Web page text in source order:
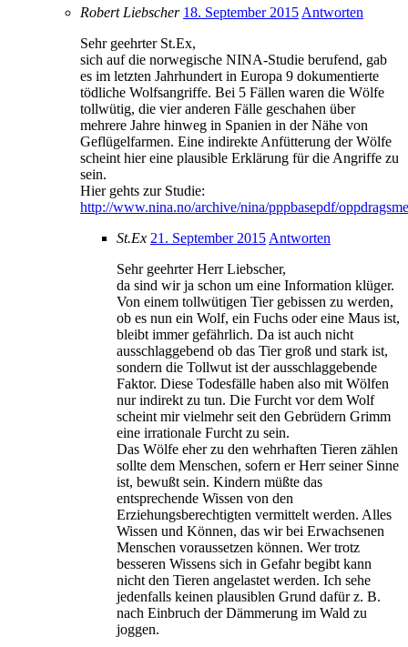
Robert Liebscher 18. September 2015 Antworten
Sehr geehrter St.Ex,
sich auf die norwegische NINA-Studie berufend, gab
es im letzten Jahrhundert in Europa 9 dokumentierte
tödliche Wolfsangriffe. Bei 5 Fällen waren die Wölfe
tollwütig, die vier anderen Fälle geschahen über
mehrere Jahre hinweg in Spanien in der Nähe von
Geflügelfarmen. Eine indirekte Anfütterung der Wölfe
scheint hier eine plausible Erklärung für die Angriffe zu
sein.
Hier gehts zur Studie:
http://www.nina.no/archive/nina/pppbasepdf/
St.Ex 21. September 2015 Antworten
Sehr geehrter Herr Liebscher,
da sind wir ja schon um eine Information klüger.
Von einem tollwütigen Tier gebissen zu werden,
ob es nun ein Wolf, ein Fuchs oder eine Maus ist,
bleibt immer gefährlich. Da ist auch nicht
ausschlaggebend ob das Tier groß und stark ist,
sondern die Tollwut ist der ausschlaggebende
Faktor. Diese Todesfälle haben also mit Wölfen
nur indirekt zu tun. Die Furcht vor dem Wolf
scheint mir vielmehr seit den Gebrüdern Grimm
eine irrationale Furcht zu sein.
Das Wölfe eher zu den wehrhaften Tieren zählen
sollte dem Menschen, sofern er Herr seiner Sinne
ist, bewußt sein. Kindern müßte das
entsprechende Wissen von den
Erziehungsberechtigten vermittelt werden. Alles
Wissen und Können, das wir bei Erwachsenen
Menschen voraussetzen können. Wer trotz
besseren Wissens sich in Gefahr begibt kann
nicht den Tieren angelastet werden. Ich sehe
jedenfalls keinen plausiblen Grund dafür z. B.
nach Einbruch der Dämmerung im Wald zu
joggen.